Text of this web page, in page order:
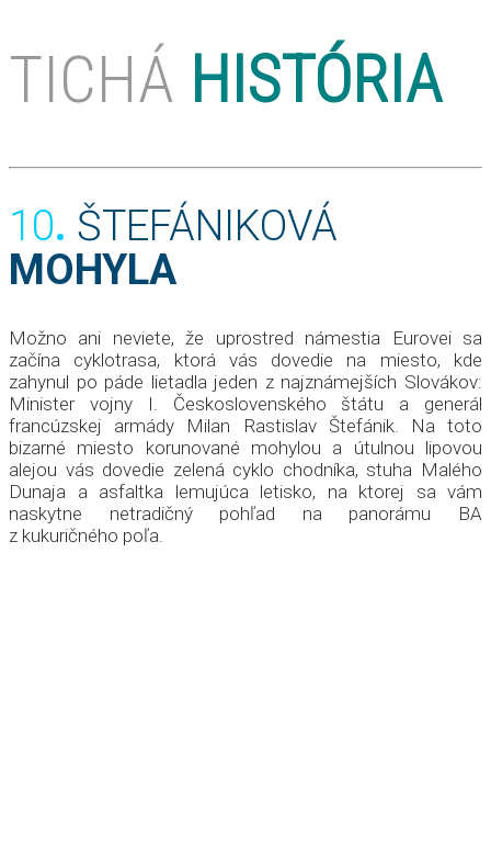
TICHÁ HISTÓRIA
10. ŠTEFÁNIKOVÁ
MOHYLA
Možno ani neviete, že uprostred námestia Eurovei sa
začína cyklotrasa, ktorá vás dovedie na miesto, kde
zahynul po páde lietadla jeden z najznámejších Slovákov:
Minister vojny I. Československého štátu a generál
francúzskej armády Milan Rastislav Štefánik. Na toto
bizarné miesto korunované mohylou a útulnou lipovou
alejou vás dovedie zelená cyklo chodníka, stuha Malého
Dunaja a asfaltka lemujúca letisko, na ktorej sa vám
naskytne netradičný pohľad na panorámu BA
z kukuričného poľa.